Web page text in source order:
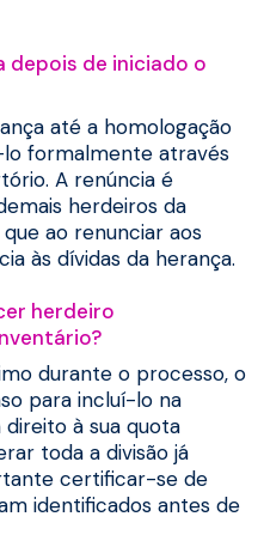
depois de iniciado o
até a homologação
formalmente através
A renúncia é
herdeiros da
ao renunciar aos
às dívidas da herança.
herdeiro
durante o processo, o
para incluí-lo na
à sua quota
toda a divisão já
certificar-se de
identificados antes de